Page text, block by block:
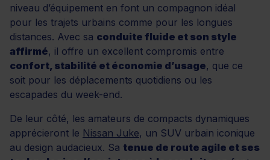
niveau d’équipement en font un compagnon idéal
pour les trajets urbains comme pour les longues
distances. Avec sa conduite fluide et son style
affirmé, il offre un excellent compromis entre
confort, stabilité et économie d’usage, que ce
soit pour les déplacements quotidiens ou les
escapades du week-end.
De leur côté, les amateurs de compacts dynamiques
apprécieront le Nissan Juke, un SUV urbain iconique
au design audacieux. Sa tenue de route agile et ses